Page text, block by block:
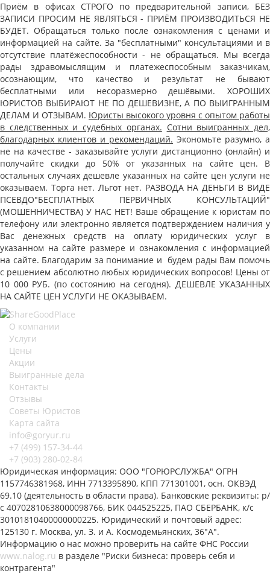
Приём в офисах СТРОГО по предварительной записи, БЕЗ
ЗАПИСИ ПРОСИМ НЕ ЯВЛЯТЬСЯ - ПРИЁМ ПРОИЗВОДИТЬСЯ НЕ
БУДЕТ. Обращаться только после ознакомления с ценами и
информацией на сайте. За "бесплатными" консультациями и в
отсутствие платёжеспособности - не обращаться. Мы всегда
рады здравомыслящим и платежеспособным заказчикам,
осознающим, что качество и результат не бывают
бесплатными или несоразмерно дешёвыми. ХОРОШИХ
ЮРИСТОВ ВЫБИРАЮТ НЕ ПО ДЕШЕВИЗНЕ, А ПО ВЫИГРАННЫМ
ДЕЛАМ И ОТЗЫВАМ. Юристы высокого уровня с опытом работы
в следственных и судебных органах. Сотни выигранных дел,
благодарных клиентов и рекомендаций. Экономьте разумно, а
не на качестве - заказывайте услуги дистанционно (онлайн) и
получайте скидки до 50% от указанных на сайте цен. В
остальных случаях дешевле указанных на сайте цен услуги не
оказываем. Торга нет. Льгот нет. РАЗВОДА НА ДЕНЬГИ В ВИДЕ
ПСЕВДО"БЕСПЛАТНЫХ ПЕРВИЧНЫХ КОНСУЛЬТАЦИЙ"
(МОШЕННИЧЕСТВА) У НАС НЕТ! Ваше обращение к юристам по
телефону или электронно является подтверждением наличия у
Вас денежных средств на оплату юридических услуг в
указанном на сайте размере и ознакомления с информацией
на сайте. Благодарим за понимание и будем рады Вам помочь
с решением абсолютно любых юридических вопросов! Цены от
10 000 РУБ. (по состоянию на сегодня). ДЕШЕВЛЕ УКАЗАННЫХ
НА САЙТЕ ЦЕН УСЛУГИ НЕ ОКАЗЫВАЕМ.
О компании
Услуги
Цены
Акции
Выигранные дела
Контакты
Отзывы
Советы Юристов
Карта сайта
info@goryur.ru
+7 (499) 157-34-44
+7 (903) 280-02-84
Юридическая информация: ООО "ГОРЮРСЛУЖБА" ОГРН
1157746381968, ИНН 7713395890, КПП 771301001, осн. ОКВЭД
69.10 (деятельность в области права). Банковские реквизиты: р/
с 40702810638000098766, БИК 044525225, ПАО СБЕРБАНК, к/с
30101810400000000225. Юридический и почтовый адрес:
125130 г. Москва, ул. З. и А. Космодемьянских, 36"А".
Информацию о нас можно проверить на сайте ФНС России
www.nalog.ru в разделе "Риски бизнеса: проверь себя и
контрагента"